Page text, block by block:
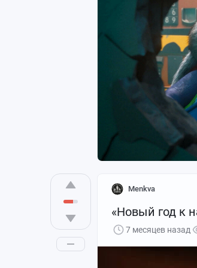
Пока вы доедали
особый новогодний
термосами. Мы не
вам сухие, как
послепраздничное
Знакомьтесь —
1. Место:
Доля в статистике :
альпинистским
Типовой сценарий:
Фраза при
Menkva
«Новый год к
7 месяцев назад